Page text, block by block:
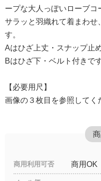
ープな大人っぽいローブコ
サラッと羽織れて着まわせ
す。
Aはひざ上丈・スナップ止め
Bはひざ下・ベルト付きです
【必要用尺】
画像の３枚目を参照してく
商用利用可否 商用OK